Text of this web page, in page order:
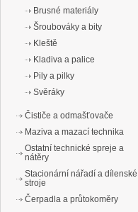
Brusné materiály
Šroubováky a bity
Kleště
Kladiva a palice
Pily a pilky
Svěráky
Čističe a odmašťovače
Maziva a mazací technika
Ostatní technické spreje a
nátěry
Stacionární nářadí a dílenské
stroje
Čerpadla a průtokoměry